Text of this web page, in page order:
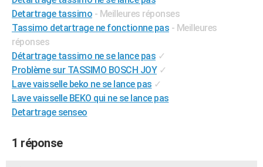
Dictionnaire
Biographies
Citations
Expressions
Proverbes
PROGRAMME TV
COPAINS D'AVANT
S'inscrire
Se connecter
Lycées
Collèges
Primaires
Universités
Entreprises
Service militaire
Avis de recherche
AVIS DE DÉCÈS
FORUM
Bricolage
Lifestyle
Culture
Sport
Auto
Television
Voyage
Cinema
Detartrage tassimo - Meilleures réponses
Tassimo detartrage ne fonctionne pas - Meilleures
réponses
Détartrage tassimo ne se lance pas ✓
Problème sur TASSIMO BOSCH JOY ✓
Lave vaisselle beko ne se lance pas ✓
Lave vaisselle BEKO qui ne se lance pas
Detartrage senseo
1 réponse